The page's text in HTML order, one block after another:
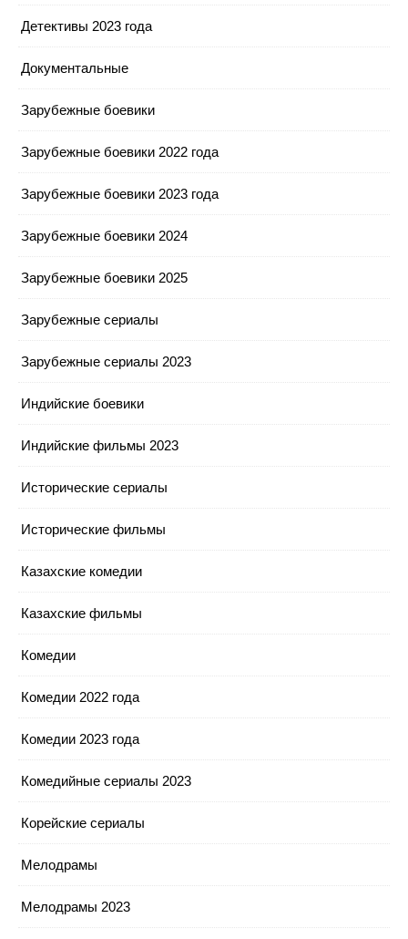
Детективы 2023 года
Документальные
Зарубежные боевики
Зарубежные боевики 2022 года
Зарубежные боевики 2023 года
Зарубежные боевики 2024
Зарубежные боевики 2025
Зарубежные сериалы
Зарубежные сериалы 2023
Индийские боевики
Индийские фильмы 2023
Исторические сериалы
Исторические фильмы
Казахские комедии
Казахские фильмы
Комедии
Комедии 2022 года
Комедии 2023 года
Комедийные сериалы 2023
Корейские сериалы
Мелодрамы
Мелодрамы 2023